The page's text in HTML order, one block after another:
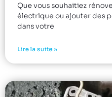
Que vous souhaitiez
électrique ou ajouter des
dans votre
Lire la suite »